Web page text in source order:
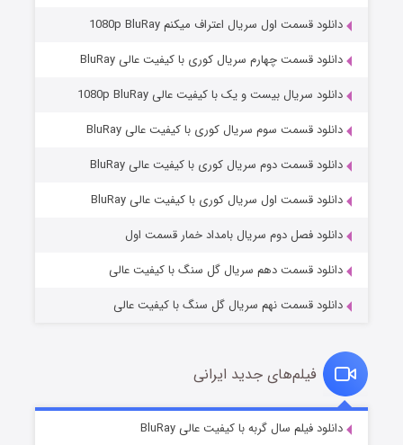
مردگان متحرک: شهر مرده ۳
قسمت۲ (زیرنویس) منتشر شد
قسمت۷ (زیرنویس) منتشر شد
دانلود قسمت اول سریال اعتراف میکنم 1080p BluRay
دانلود قسمت چهارم سریال کوری با کیفیت عالی BluRay
دانلود سریال بیست و یک با کیفیت عالی 1080p BluRay
دانلود قسمت سوم سریال کوری با کیفیت عالی BluRay
دانلود قسمت دوم سریال کوری با کیفیت عالی BluRay
دانلود قسمت اول سریال کوری با کیفیت عالی BluRay
دانلود فصل دوم سریال بامداد خمار قسمت اول
دانلود قسمت دهم سریال گل سنگ با کیفیت عالی
دانلود قسمت نهم سریال گل سنگ با کیفیت عالی
فیلم‌های جدید ایرانی
دانلود فیلم سال گربه با کیفیت عالی BluRay